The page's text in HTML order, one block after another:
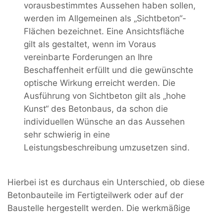
vorausbestimmtes Aussehen haben sollen,
werden im Allgemeinen als „Sichtbeton“-
Flächen bezeichnet. Eine Ansichtsfläche
gilt als gestaltet, wenn im Voraus
vereinbarte Forderungen an Ihre
Beschaffenheit erfüllt und die gewünschte
optische Wirkung erreicht werden. Die
Ausführung von Sichtbeton gilt als „hohe
Kunst“ des Betonbaus, da schon die
individuellen Wünsche an das Aussehen
sehr schwierig in eine
Leistungsbeschreibung umzusetzen sind.
Hierbei ist es durchaus ein Unterschied, ob diese
Betonbauteile im Fertigteilwerk oder auf der
Baustelle hergestellt werden. Die werkmäßige